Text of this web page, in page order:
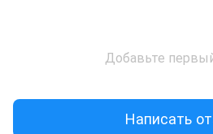
Добавьте
Написать